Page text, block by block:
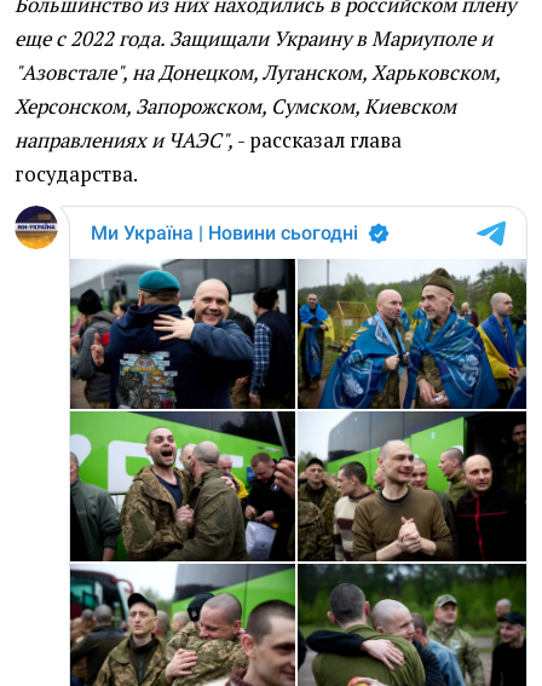
еще с 2022 года. Защищали Украину в Мариуполе и
"Азовстале", на Донецком, Луганском, Харьковском,
Херсонском, Запорожском, Сумском, Киевском
направлениях и ЧАЭС", - рассказал глава
государства.